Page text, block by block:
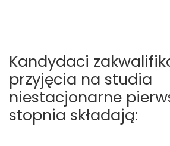
Kandydaci
przyjęcia na studia
niestacjonarne
stopnia składają: